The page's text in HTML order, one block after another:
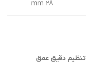
28 mm
تنظیم دقیق عمق